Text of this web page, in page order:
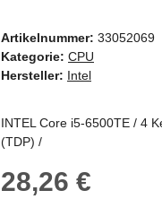
Artikelnummer: 33052069
Kategorie: CPU
Hersteller: Intel
INTEL Core i5-6500TE / 4
(TDP) /
28,26 €